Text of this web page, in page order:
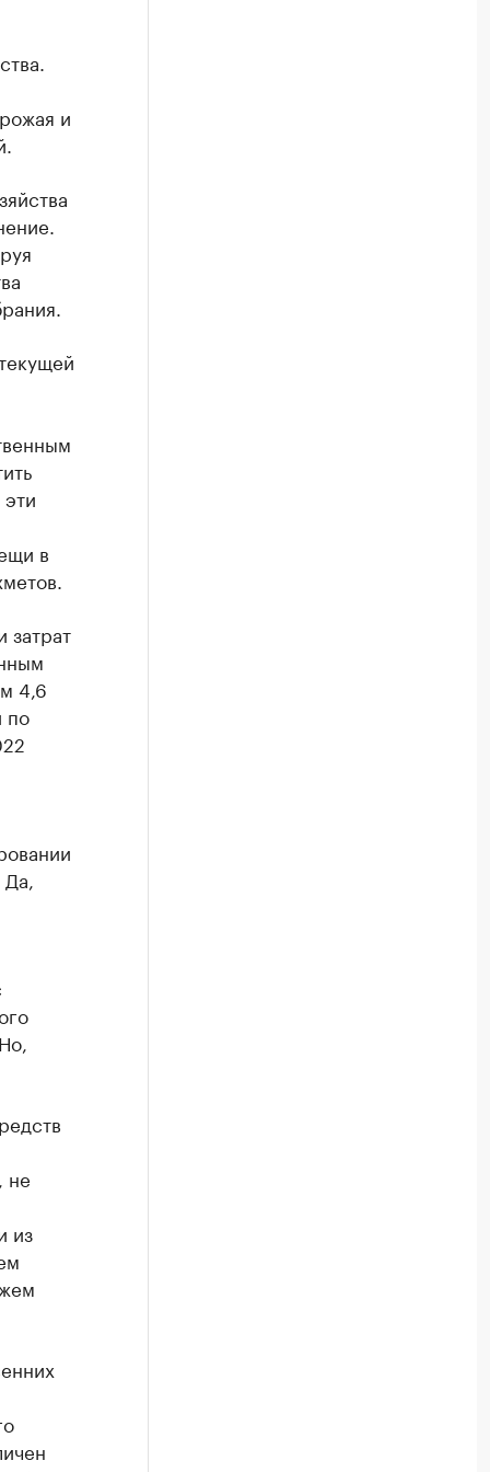
и
в
затрат
4,6
по
не
из